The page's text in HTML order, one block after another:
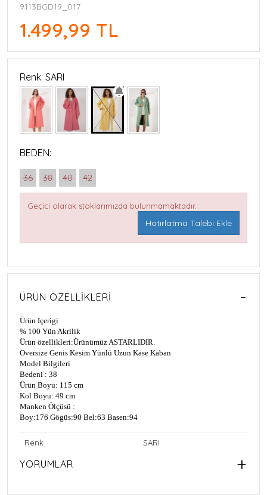
9113BGD19_017
1.499,99 TL
Renk: SARI
BEDEN:
36 38 40 42
Geçici olarak stoklarımızda bulunmamaktadır.
Hatırlatma Talebi Ekle
ÜRÜN ÖZELLIKLERI
Ürün Içerigi
% 100 Yün Akrilik
Ürün özellikleri:Ürünümüz ASTARLIDIR.
Oversize Genis Kesim Yünlü Uzun Kase Kaban
Model Bilgileri
Bedeni : 38
Ürün Boyu: 115 cm
Kol Boyu: 49 cm
Manken Ölçüsü :
Boy:176 Gögüs:90 Bel:63 Basen:94
Renk SARI
YORUMLAR